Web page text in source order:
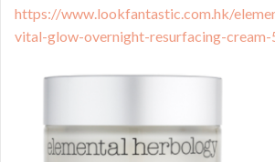
https://www.lookfantastic.com.hk/
vital-glow-overnight-resurfacing-